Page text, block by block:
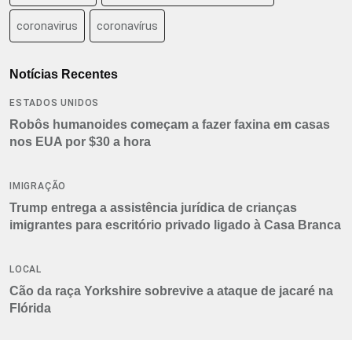
coronavirus coronavírus
Notícias Recentes
ESTADOS UNIDOS
Robôs humanoides começam a fazer faxina em casas
nos EUA por $30 a hora
IMIGRAÇÃO
Trump entrega a assistência jurídica de crianças
imigrantes para escritório privado ligado à Casa Branca
LOCAL
Cão da raça Yorkshire sobrevive a ataque de jacaré na
Flórida